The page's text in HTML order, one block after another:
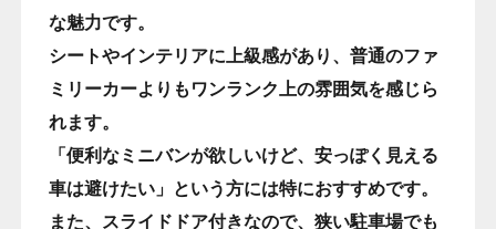
な魅力です。
シートやインテリアに上級感があり、普通のファ
ミリーカーよりもワンランク上の雰囲気を感じら
れます。
「便利なミニバンが欲しいけど、安っぽく見える
車は避けたい」という方には特におすすめです。
また、スライドドア付きなので、狭い駐車場でも